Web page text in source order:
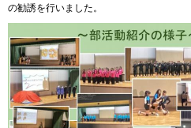
の勧誘を行いました。